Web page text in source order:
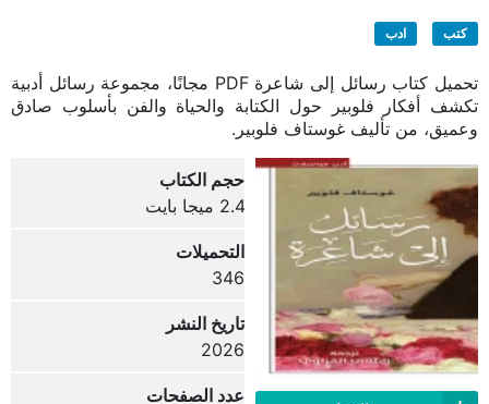
كتب ادب
تحميل كتاب رسائل إلى شاعرة PDF مجانًا، مجموعة رسائل أدبية
تكشف أفكار فلوبير حول الكتابة والحياة والفن بأسلوب صادق
وعميق، من تأليف غوستاف فلوبير.
حجم الكتاب
2.4 ميجا بايت
التحميلات
346
تاريخ النشر
2026
عدد الصفحات